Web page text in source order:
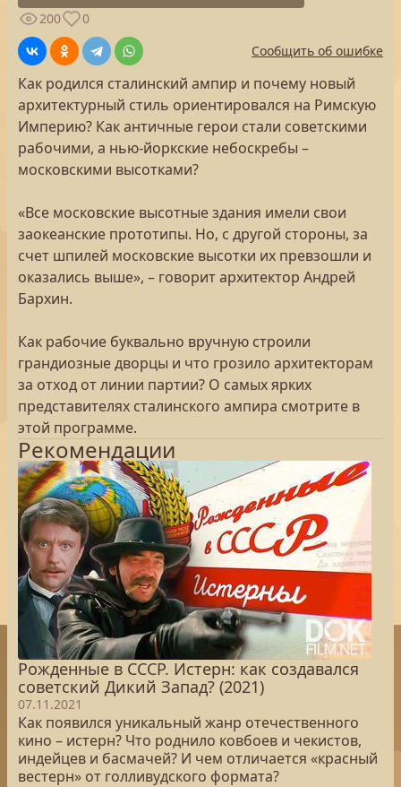
200
0
Сообщить об ошибке
Как родился сталинский ампир и почему новый
архитектурный стиль ориентировался на Римскую
Империю? Как античные герои стали советскими
рабочими, а нью-йоркские небоскребы –
московскими высотками?
«Все московские высотные здания имели свои
заокеанские прототипы. Но, с другой стороны, за
счет шпилей московские высотки их превзошли и
оказались выше», – говорит архитектор Андрей
Бархин.
Как рабочие буквально вручную строили
грандиозные дворцы и что грозило архитекторам
за отход от линии партии? О самых ярких
представителях сталинского ампира смотрите в
этой программе.
Рекомендации
Рожденные в СССР. Истерн: как создавался
советский Дикий Запад? (2021)
07.11.2021
Как появился уникальный жанр отечественного
кино – истерн? Что роднило ковбоев и чекистов,
индейцев и басмачей? И чем отличается «красный
вестерн» от голливудского формата?